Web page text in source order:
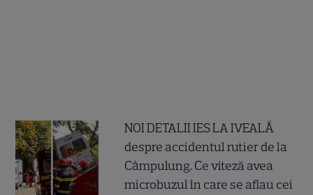
NOI DETALII IES LA IVEALĂ
despre accidentul rutier de la
Câmpulung. Ce viteză avea
microbuzul în care se aflau cei